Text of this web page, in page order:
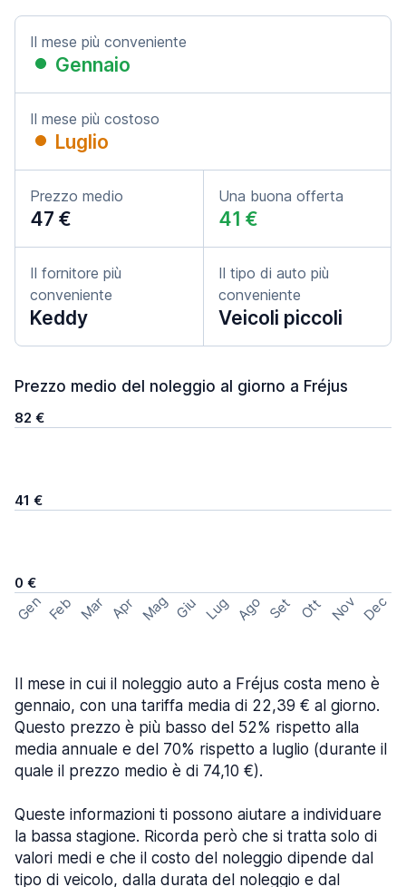
Il mese più conveniente
Gennaio
Il mese più costoso
Luglio
Prezzo medio
47 €
Una buona offerta
41 €
Il fornitore più
conveniente
Keddy
Il tipo di auto più
conveniente
Veicoli piccoli
Prezzo medio del noleggio al giorno a Fréjus
82 €
41 €
0 €
Gen Feb Mar Apr Mag Giu Lug Ago Set Ott Nov Dec
Il mese in cui il noleggio auto a Fréjus costa meno è
gennaio, con una tariffa media di 22,39 € al giorno.
Questo prezzo è più basso del 52% rispetto alla
media annuale e del 70% rispetto a luglio (durante il
quale il prezzo medio è di 74,10 €).
Queste informazioni ti possono aiutare a individuare
la bassa stagione. Ricorda però che si tratta solo di
valori medi e che il costo del noleggio dipende dal
tipo di veicolo, dalla durata del noleggio e dal